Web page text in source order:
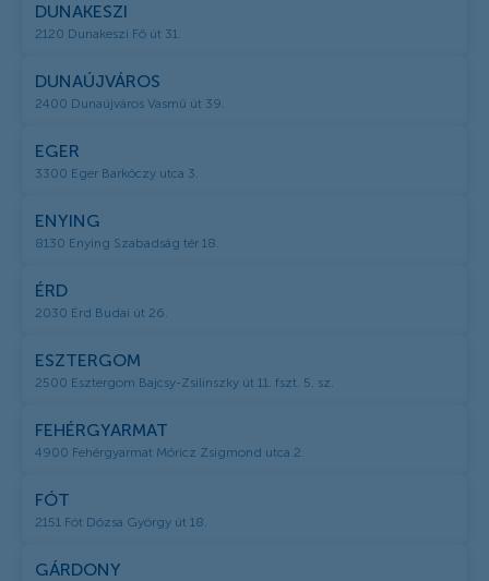
DUNAKESZI
2120 Dunakeszi Fő út 31.
DUNAÚJVÁROS
2400 Dunaújváros Vasmű út 39.
EGER
3300 Eger Barkóczy utca 3.
ENYING
8130 Enying Szabadság tér 18.
ÉRD
2030 Érd Budai út 26.
ESZTERGOM
2500 Esztergom Bajcsy-Zsilinszky út 11. fszt. 5. sz.
FEHÉRGYARMAT
4900 Fehérgyarmat Móricz Zsigmond utca 2.
FÓT
2151 Fót Dózsa György út 18.
GÁRDONY